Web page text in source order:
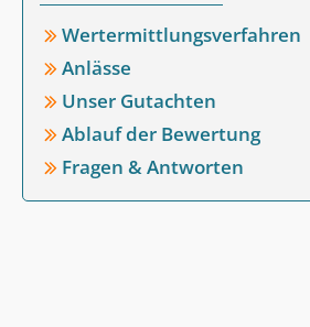
Wertermittlungsverfahren
Anlässe
Unser Gutachten
Ablauf der Bewertung
Fragen & Antworten